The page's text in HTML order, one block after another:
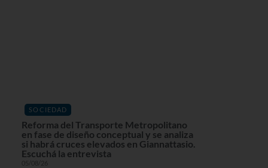
SOCIEDAD
Reforma del Transporte Metropolitano
en fase de diseño conceptual y se analiza
si habrá cruces elevados en Giannattasio.
Escuchá la entrevista
05/08/26